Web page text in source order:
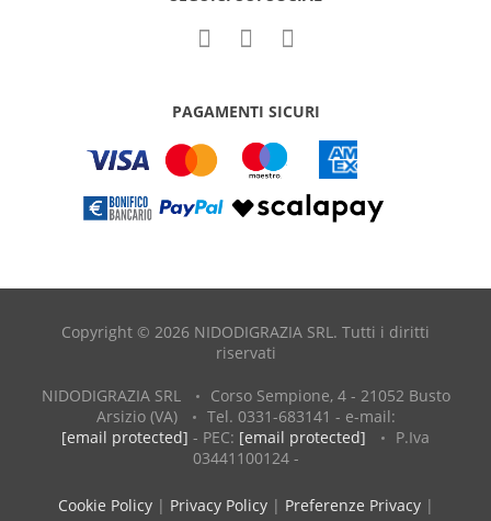
PAGAMENTI SICURI
Copyright © 2026 NIDODIGRAZIA SRL. Tutti i diritti
riservati
NIDODIGRAZIA SRL
Corso Sempione, 4 - 21052 Busto
Arsizio (VA)
Tel. 0331-683141 - e-mail:
[email protected] - PEC: [email protected]
P.Iva
03441100124 -
Cookie Policy| Privacy Policy| Preferenze Privacy|